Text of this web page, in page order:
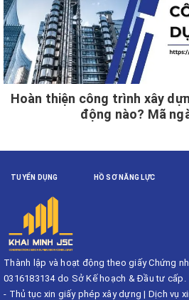
Hoàn thiện công trình xây
động nào? Mã
TUYỂN DỤNG HỒ SƠ NĂNG LỰC
Thành lập và hoạt động theo giấy Chứng
0316183134 do Sở Kế hoạch & Đầu tư cấp.
- Thủ tục xin giấy phép xây dựng | Dịch vụ